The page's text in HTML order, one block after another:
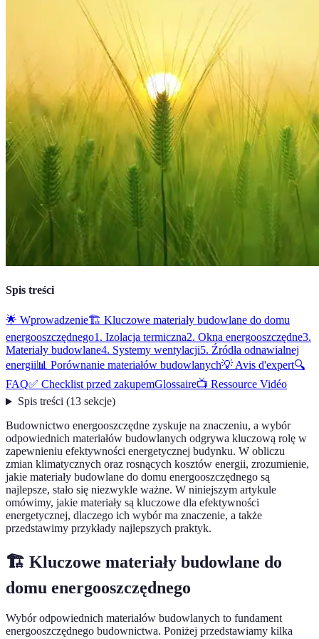
Spis treści
🌟 Wprowadzenie🏗️ Kluczowe materiały budowlane do domu
energooszczędnego1. Izolacja termiczna2. Okna energooszczędne3.
Materiały budowlane4. Systemy wentylacji5. Źródła odnawialnej
energii📊 Porównanie materiałów budowlanych💡 Avis d'expert🔍
FAQ✅ Checklist przed zakupemGlossaire📺 Ressource Vidéo
Spis treści(13 sekcje)
Budownictwo energooszczędne zyskuje na znaczeniu, a wybór
odpowiednich materiałów budowlanych odgrywa kluczową rolę w
zapewnieniu efektywności energetycznej budynku. W obliczu
zmian klimatycznych oraz rosnących kosztów energii, zrozumienie,
jakie materiały budowlane do domu energooszczędnego są
najlepsze, stało się niezwykle ważne. W niniejszym artykule
omówimy, jakie materiały są kluczowe dla efektywności
energetycznej, dlaczego ich wybór ma znaczenie, a także
przedstawimy przykłady najlepszych praktyk.
🏗️ Kluczowe materiały budowlane do
domu energooszczędnego
Wybór odpowiednich materiałów budowlanych to fundament
energooszczędnego budownictwa. Poniżej przedstawiamy kilka